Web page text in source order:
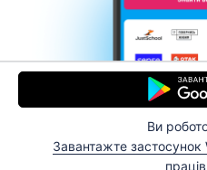
Ви
Завантажте застосунок
Відгукнутися
Роботодавцю
© 2006–2026 Work.ua.